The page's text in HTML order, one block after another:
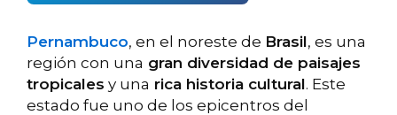
Pernambuco, en el noreste de Brasil, es una
región con una gran diversidad de paisajes
tropicales y una rica historia cultural. Este
estado fue uno de los epicentros del